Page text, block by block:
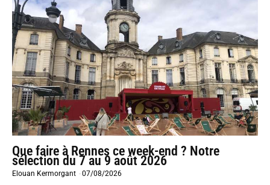
Que faire à Rennes ce week-end ? Notre
sélection du 7 au 9 août 2026
Elouan Kermorgant -07/08/2026